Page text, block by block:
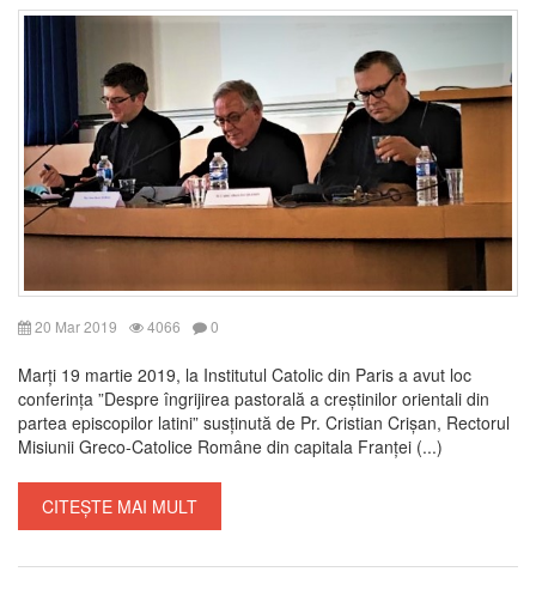
20 Mar 2019 4066 0
Marți 19 martie 2019, la Institutul Catolic din Paris a avut loc
conferința ”Despre îngrijirea pastorală a creștinilor orientali din
partea episcopilor latini” susținută de Pr. Cristian Crișan, Rectorul
Misiunii Greco-Catolice Române din capitala Franței (...)
CITEȘTE MAI MULT